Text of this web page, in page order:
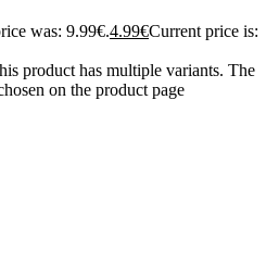
was: 9.99€.4.99€Current price is:
product has multiple variants. The
on the product page